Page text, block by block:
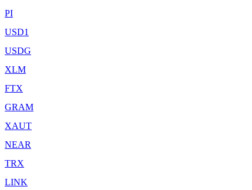
PI
USD1
USDG
XLM
FTX
GRAM
XAUT
NEAR
TRX
LINK